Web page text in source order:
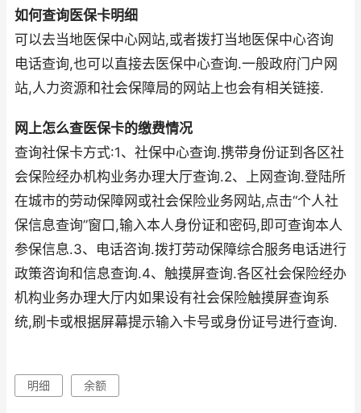
如何查询医保卡明细
可以去当地医保中心网站,或者拨打当地医保中心咨询
电话查询,也可以直接去医保中心查询.一般政府门户网
站,人力资源和社会保障局的网站上也会有相关链接.
网上怎么查医保卡的缴费情况
查询社保卡方式:1、社保中心查询.携带身份证到各区社
会保险经办机构业务办理大厅查询.2、上网查询.登陆所
在城市的劳动保障网或社会保险业务网站,点击“个人社
保信息查询”窗口,输入本人身份证和密码,即可查询本人
参保信息.3、电话咨询.拨打劳动保障综合服务电话进行
政策咨询和信息查询.4、触摸屏查询.各区社会保险经办
机构业务办理大厅内如果设有社会保险触摸屏查询系
统,刷卡或根据屏幕提示输入卡号或身份证号进行查询.
明细 余额